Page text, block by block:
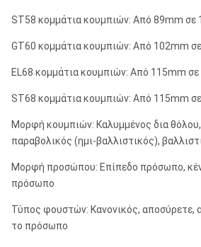
ST58 κομμάτια κουμπιών: Από 89mm σε
GT60 κομμάτια κουμπιών: Από 102mm
EL68 κομμάτια κουμπιών: Από 115mm
ST68 κομμάτια κουμπιών: Από 115mm
Μορφή κουμπιών: Καλυμμένος δια
παραβολικός (ημι-βαλλιστικός),
Μορφή προσώπου: Επίπεδο πρόσωπο,
πρόσωπο
Τύπος φουστών: Κανονικός, αποσύρετε,
το πρόσωπο